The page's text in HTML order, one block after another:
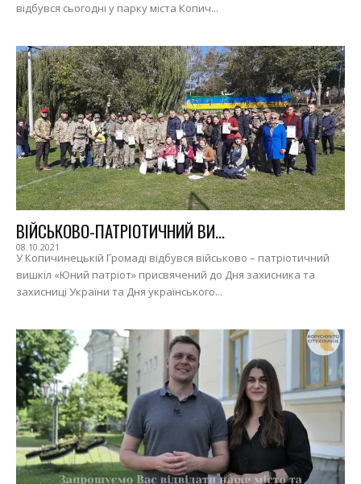
відбувся сьогодні у парку міста Копич...
ВІЙСЬКОВО-ПАТРІОТИЧНИЙ ВИ...
08.10.2021
У Копичинецькій Громаді відбувся військово – патріотичний
вишкіл «Юний патріот» присвячений до Дня захисника та
захисниці України та Дня українського...